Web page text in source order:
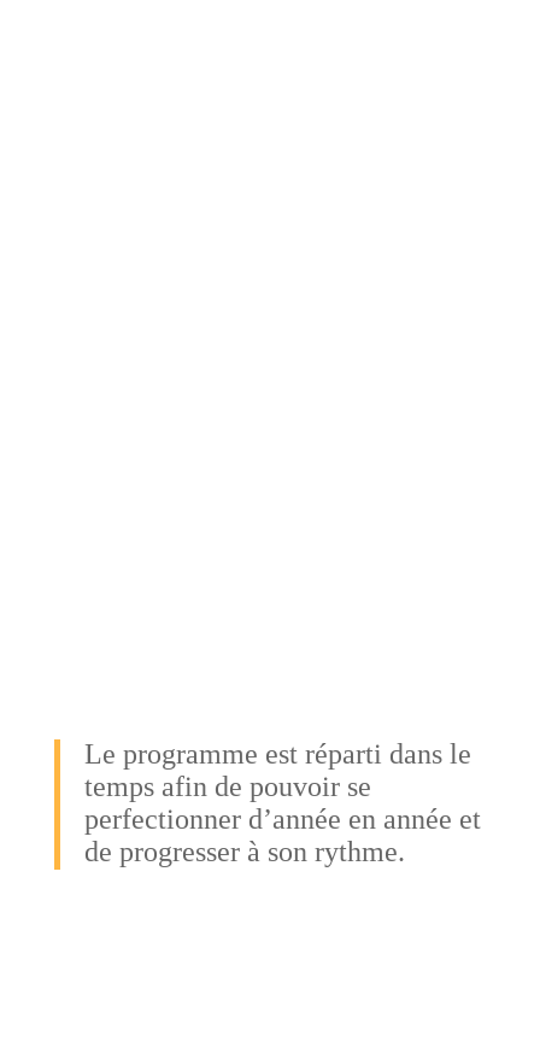
Le programme est réparti dans le
temps afin de pouvoir se
perfectionner d’année en année et
de progresser à son rythme.